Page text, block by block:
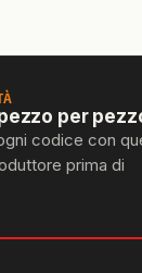
per
codice con
prima di